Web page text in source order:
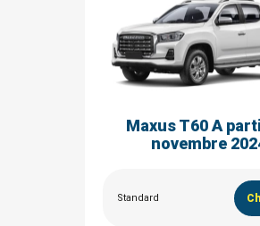
Maxus T60 A
novembre
Standard